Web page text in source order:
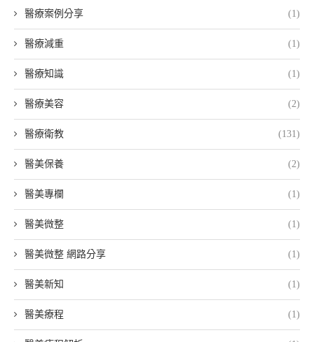
醫療案例分享 (1)
醫療減重 (1)
醫療知識 (1)
醫療美容 (2)
醫療衛教 (131)
醫美保養 (2)
醫美專欄 (1)
醫美微整 (1)
醫美微整 網路分享 (1)
醫美新知 (1)
醫美療程 (1)